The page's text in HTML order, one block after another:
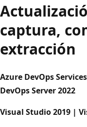
captura,
extracción
Azure DevOps
DevOps Server 2022
Visual Studio 2019 |